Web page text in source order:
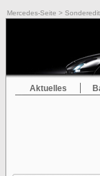
Mercedes-Seite >
Aktuelles